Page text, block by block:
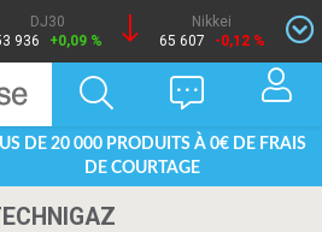
DJ30
936
+0,09 %
Nikkei
65 607
-0,12 %
DE 20 000 PRODUITS À 0€ DE FRAIS
DE COURTAGE